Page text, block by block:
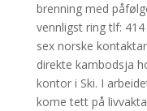
brenning med
vennligst ring tlf:
sex norske
direkte kambodsja
kontor i Ski. I
kome tett på